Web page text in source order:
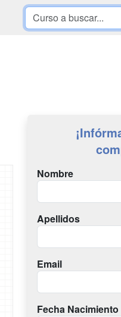
Nombre
Apellidos
Email
Fecha Nacimiento